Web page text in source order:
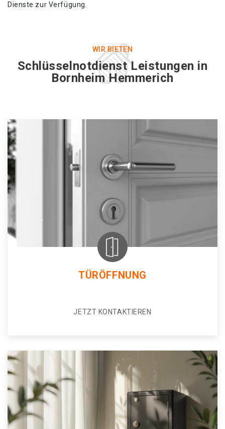
Dienste zur Verfügung.
WIR BIETEN
Schlüsselnotdienst Leistungen in
Bornheim Hemmerich
TÜRÖFFNUNG
JETZT KONTAKTIEREN